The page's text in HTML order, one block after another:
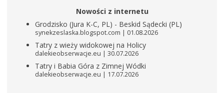
Nowości z internetu
Grodzisko (Jura K-C, PL) - Beskid Sądecki (PL)
synekzeslaska.blogspot.com 01.08.2026
Tatry z wieży widokowej na Holicy
dalekieobserwacje.eu 30.07.2026
Tatry i Babia Góra z Zimnej Wódki
dalekieobserwacje.eu 17.07.2026